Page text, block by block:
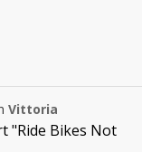
Vittoria
"Ride Bikes Not